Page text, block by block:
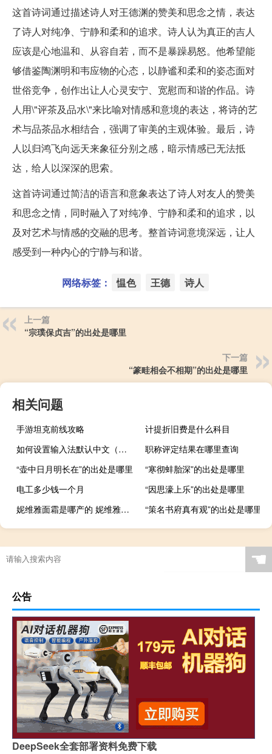
这首诗词通过描述诗人对王德渊的赞美和思念之情，表达
了诗人对纯净、宁静和柔和的追求。诗人认为真正的吉人
应该是心地温和、从容自若，而不是暴躁易怒。他希望能
够借鉴陶渊明和韦应物的心态，以静谧和柔和的姿态面对
世俗竞争，创作出让人心灵安宁、宽慰而和谐的作品。诗
人用\"评茶及品水\"来比喻对情感和意境的表达，将诗的艺
术与品茶品水相结合，强调了审美的主观体验。最后，诗
人以归鸿飞向远天来象征分别之感，暗示情感已无法抵
达，给人以深深的思索。
这首诗词通过简洁的语言和意象表达了诗人对友人的赞美
和思念之情，同时融入了对纯净、宁静和柔和的追求，以
及对艺术与情感的交融的思考。整首诗词意境深远，让人
感受到一种内心的宁静与和谐。
网络标签： 愠色 王德 诗人
上一篇
“宗璞保贞吉”的出处是哪里
下一篇
“篆畦相会不相期”的出处是哪里
相关问题
手游坦克前线攻略
计提折旧费是什么科目
如何设置输入法默认中文（如何设置输入法）
职称评定结果在哪里查询
“壶中日月明长在”的出处是哪里
“寒彻蚌胎深”的出处是哪里
电工多少钱一个月
“因思濠上乐”的出处是哪里
妮维雅面霜是哪产的 妮维雅是哪个集团的
“策名书府真有观”的出处是哪里
☚
公告
DeepSeek全套部署资料免费下载